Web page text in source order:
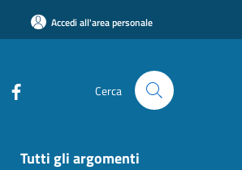
Accedi all'area personale
Cerca
Tutti gli argomenti